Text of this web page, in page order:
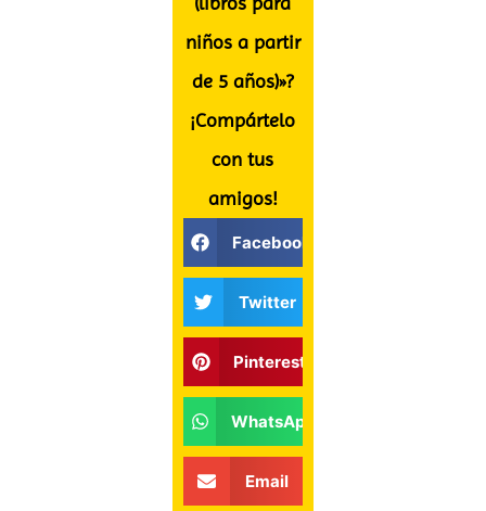
niños a partir
de 5 años)»?
¡Compártelo
con tus
amigos!
Facebook
Twitter
Pinterest
WhatsApp
Email